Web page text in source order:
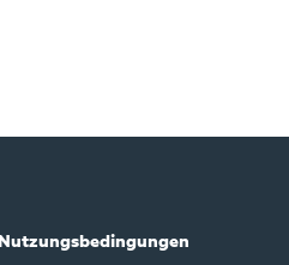
Nutzungsbedingungen